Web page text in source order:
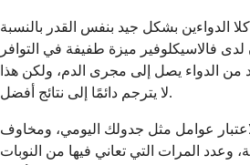
الدواءين بشكل جيد بنفس القدر بالنسبة
فالاسيكلوفير ميزة طفيفة في التوافر
من الدواء يصل إلى مجرى الدم، ولكن هذا
لا يترجم دائمًا إلى نتائج أفضل.
عوامل مثل جدولك اليومي، ومخاوف
وعدد المرات التي تعاني فيها من النوبات